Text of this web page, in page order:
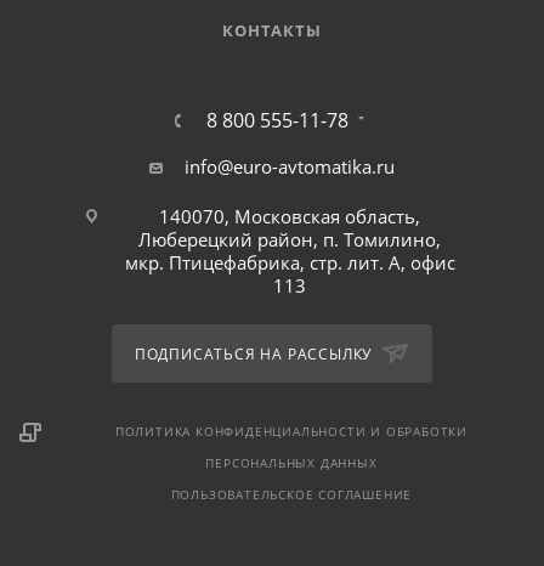
КОНТАКТЫ
8 800 555-11-78
info@euro-avtomatika.ru
140070, Московская область,
Люберецкий район, п. Томилино,
мкр. Птицефабрика, стр. лит. А, офис
113
ПОДПИСАТЬСЯ НА РАССЫЛКУ
ПОЛИТИКА КОНФИДЕНЦИАЛЬНОСТИ И ОБРАБОТКИ
ПЕРСОНАЛЬНЫХ ДАННЫХ
ПОЛЬЗОВАТЕЛЬСКОЕ СОГЛАШЕНИЕ